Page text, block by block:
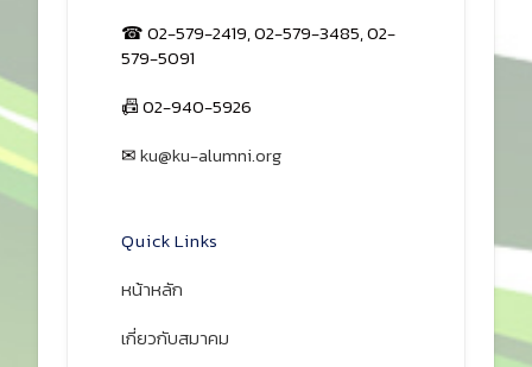
☎ 02-579-2419, 02-579-3485, 02-
579-5091
📠 02-940-5926
✉ku@ku-alumni.org
Quick Links
หน้าหลัก
เกี่ยวกับสมาคม